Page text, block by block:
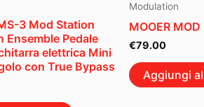
3 Mod Station
Ensemble Pedale
elettrica Mini
con True Bypass
Modulation
MOOER MOD
€79.00
Aggiungi